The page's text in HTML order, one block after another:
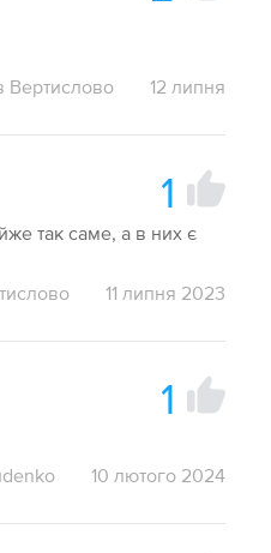
Вертислово 12 липня
1
так саме, а в них є
11 липня 2023
1
10 лютого 2024